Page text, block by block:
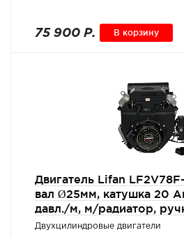
75 900 Р. В корзину
Двигатель Lifan
вал Ø25мм, катушка 20
давл./м, м/радиатор,
Двухцилиндровые двигатели